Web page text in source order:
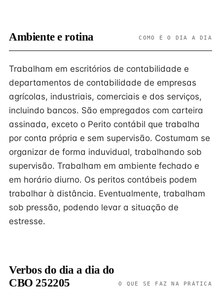
Ambiente e rotina COMO É O DIA A DIA
Trabalham em escritórios de contabilidade e
departamentos de contabilidade de empresas
agrícolas, industriais, comerciais e dos serviços,
incluindo bancos. São empregados com carteira
assinada, exceto o Perito contábil que trabalha
por conta própria e sem supervisão. Costumam se
organizar de forma induvidual, trabalhando sob
supervisão. Trabalham em ambiente fechado e
em horário diurno. Os peritos contábeis podem
trabalhar à distância. Eventualmente, trabalham
sob pressão, podendo levar a situação de
estresse.
Verbos do dia a dia do
CBO 252205
O QUE SE FAZ NA PRÁTICA